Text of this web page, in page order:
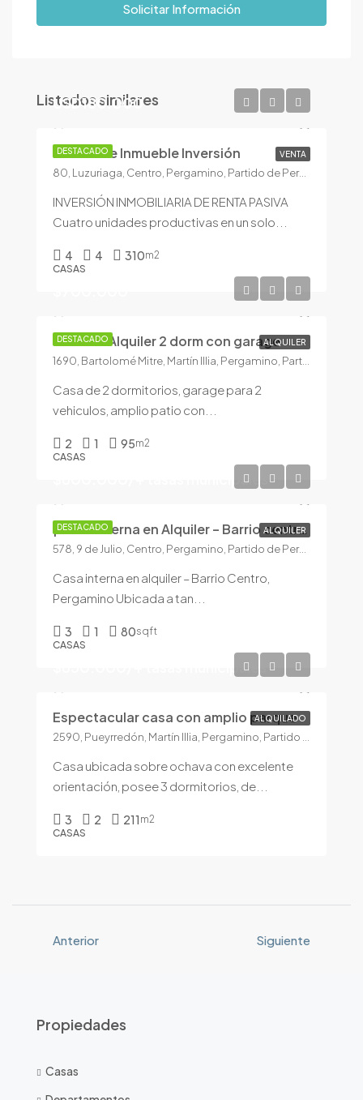
Solicitar Información
Listados similares
DESTACADO VENTA
USD180.000
Excelente Inmueble Inversión
80, Luzuriaga, Centro, Pergamino, Partido de Pergamino, Buenos Aires, 2700, Argentina
INVERSIÓN INMOBILIARIA DE RENTA PASIVA
Cuatro unidades productivas en un solo...
4 4 310m2
CASAS
DESTACADO ALQUILER
Casa en Alquiler 2 dorm con garage
Casa de 2 dormitorios, garage para 2
vehiculos, amplio patio con...
2 1 95m2
CASAS
DESTACADO ALQUILER
$600.000/+ tasas municipales
¡Casa interna en Alquiler – Barrio centro!
578, 9 de Julio, Centro, Pergamino, Partido de Pergamino, Buenos Aires, 2700, Argentina
Casa interna en alquiler – Barrio Centro,
Pergamino Ubicada a tan...
3 1 80sqft
CASAS
ALQUILADO
$650.000/+ tasas municipales
Espectacular casa con amplio parque
Casa ubicada sobre ochava con excelente
orientación, posee 3 dormitorios, de...
3 2 211 m2
CASAS
Anterior Siguiente
Propiedades
Casas